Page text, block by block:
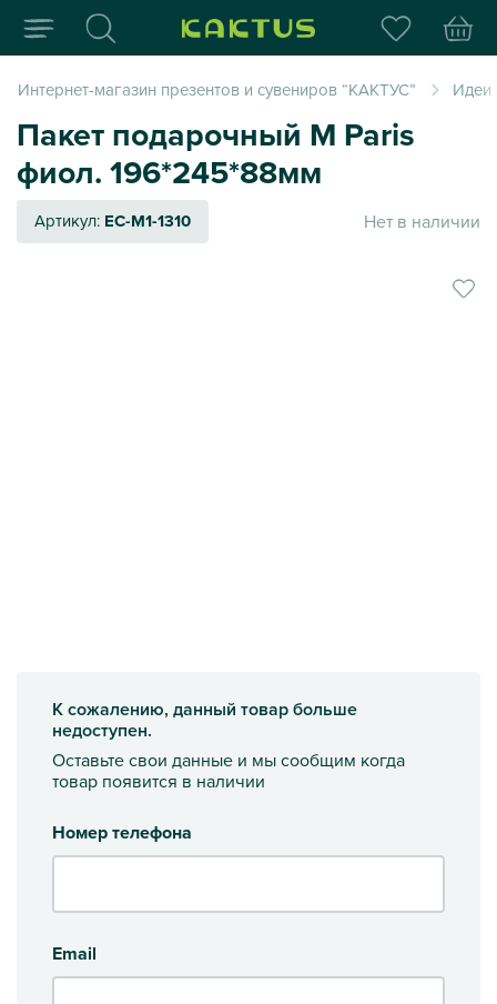
Интернет-магазин
Интернет-магазин презентов и сувениров “КАКТУС” Идеи
Пакет подарочный M Paris
фиол. 196*245*88мм
Артикул: EC-M1-1310 Нет в наличии
К сожалению, данный товар больше
недоступен.
Оставьте свои данные и мы сообщим когда
товар появится в наличии
Номер телефона
Email